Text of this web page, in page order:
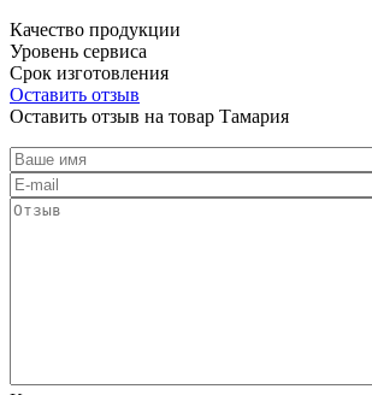
Качество продукции
Уровень сервиса
Срок изготовления
Оставить отзыв
Оставить отзыв на товар Тамария